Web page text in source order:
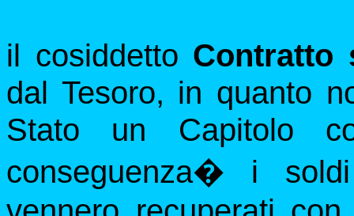
il cosiddetto Contratto
dal Tesoro, in quanto
Stato un Capitolo
conseguenza� i